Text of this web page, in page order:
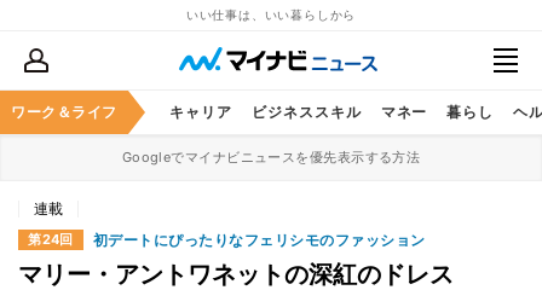
いい仕事は、いい暮らしから
ワーク＆ライフ キャリア ビジネススキル マネー 暮らし ヘ
Googleでマイナビニュースを優先表示する方法
連載
第24回 初デートにぴったりなフェリシモのファッション
マリー・アントワネットの深紅のドレス